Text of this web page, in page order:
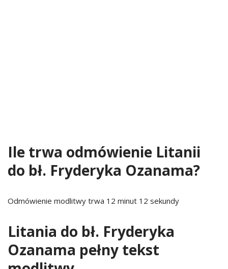
Ile trwa odmówienie Litanii
do bł. Fryderyka Ozanama?
Odmówienie modlitwy trwa 12 minut 12 sekundy
Litania do bł. Fryderyka
Ozanama pełny tekst